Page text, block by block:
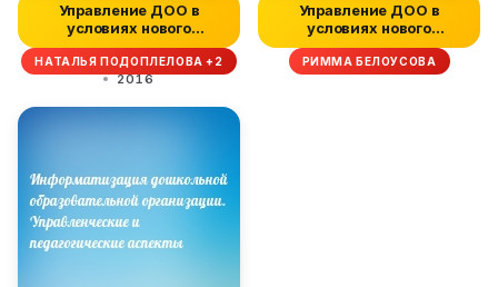
Управление ДОО в
условиях нового
законодательства
НАТАЛЬЯ ПОДОПЛЕЛОВА +2
2016
Управление ДОО в
условиях нового
законодательства
РИММА БЕЛОУСОВА